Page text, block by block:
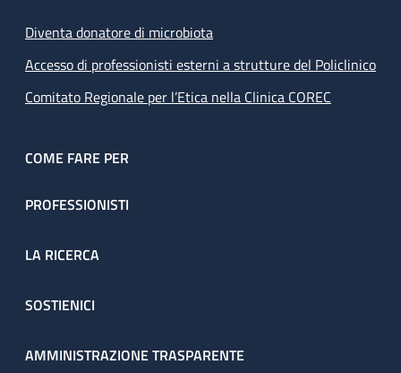
Diventa donatore di microbiota
Accesso di professionisti esterni a strutture del Policlinico
Comitato Regionale per l’Etica nella Clinica COREC
COME FARE PER
PROFESSIONISTI
LA RICERCA
SOSTIENICI
AMMINISTRAZIONE TRASPARENTE